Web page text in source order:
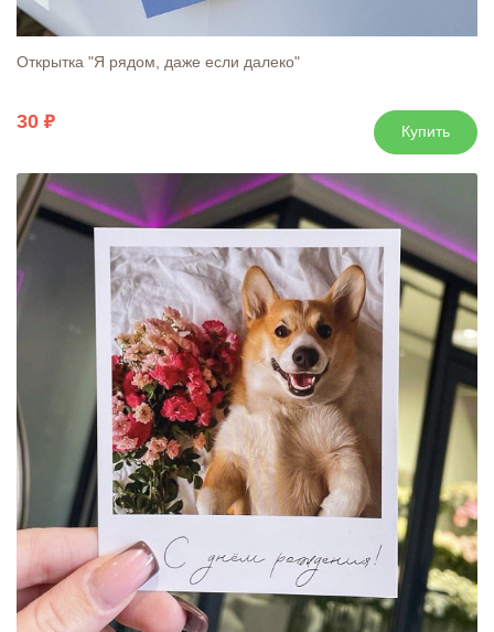
Открытка "Я рядом, даже если далеко"
30 Купить